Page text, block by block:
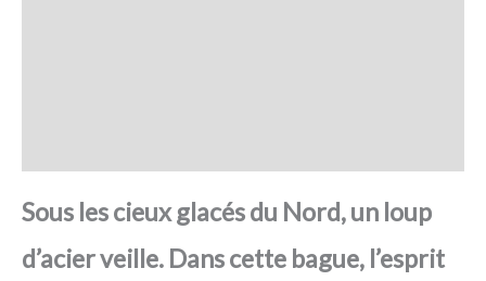
Sous les cieux glacés du Nord, un loup
d’acier veille. Dans cette bague, l’esprit